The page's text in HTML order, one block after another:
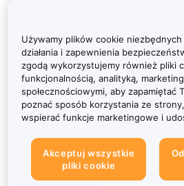
Używamy plików cookie
działania i zapewnienia
zgodą wykorzystujemy również pliki
funkcjonalnością, analityką,
społecznościowymi, aby zapamiętać
poznać sposób korzystania ze
wspierać funkcje marketingowe i
Akceptuj wszystkie
pliki cookie